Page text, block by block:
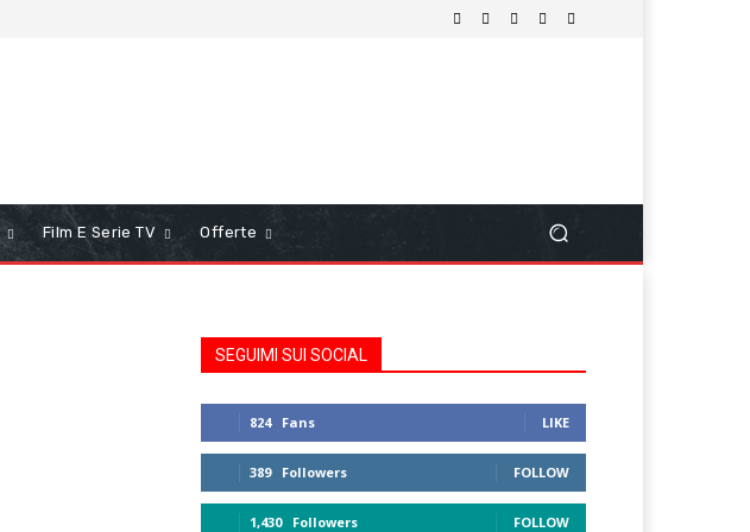
Film E Serie TV Offerte
SEGUIMI SUI SOCIAL
824 Fans LIKE
389 Followers FOLLOW
1,430 Followers FOLLOW